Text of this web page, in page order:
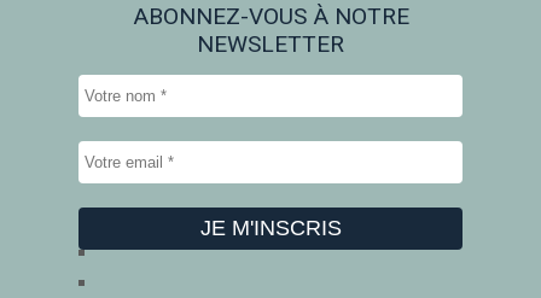
ABONNEZ-VOUS À NOTRE
NEWSLETTER